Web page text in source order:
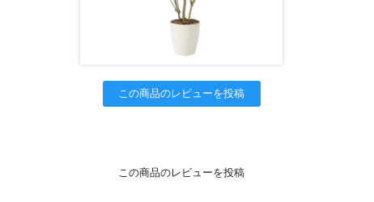
この商品のレビューを投稿
この商品のレビューを投稿